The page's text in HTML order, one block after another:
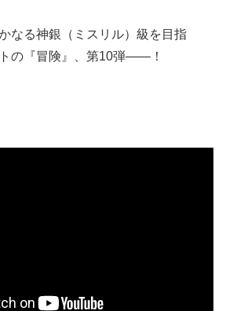
なる神銀（ミスリル）級を目指
の『冒険』、第10弾――！